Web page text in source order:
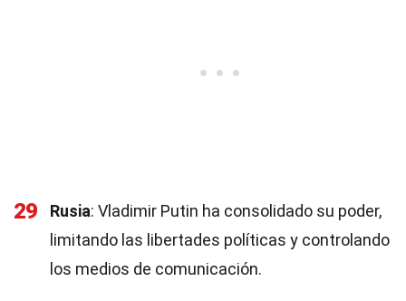
29 Rusia: Vladimir Putin ha consolidado su poder,
limitando las libertades políticas y controlando
los medios de comunicación.